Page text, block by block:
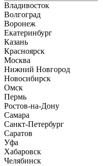
Владивосток
Волгоград
Воронеж
Екатеринбург
Казань
Красноярск
Москва
Нижний Новгород
Новосибирск
Омск
Пермь
Ростов-на-Дону
Самара
Санкт-Петербург
Саратов
Уфа
Хабаровск
Челябинск